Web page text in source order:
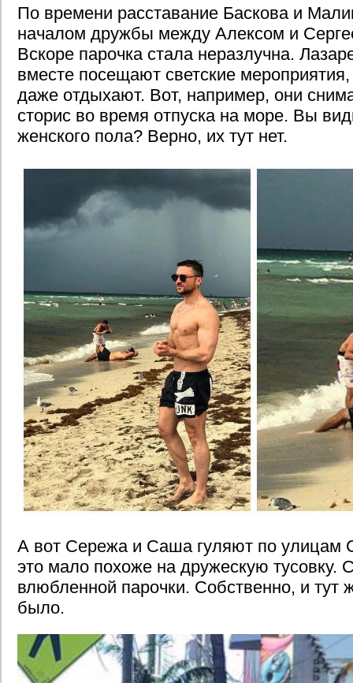
По времени расставание Баскова и
началом дружбы между Алексом и
Вскоре парочка стала неразлучна.
вместе посещают светские
даже отдыхают. Вот, например, они
сторис во время отпуска на море. Вы
женского пола? Верно, их тут нет.
А вот Сережа и Саша гуляют по улицам
это мало похоже на дружескую тусовку.
влюбленной парочки. Собственно, и тут
было.